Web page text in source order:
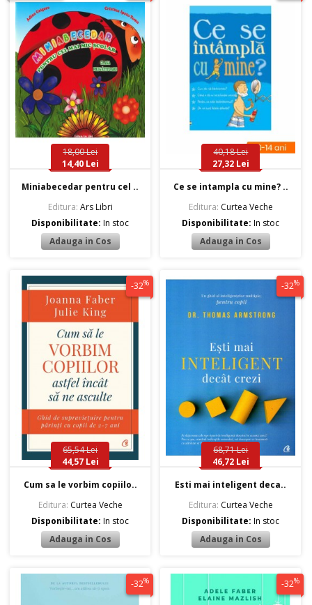
18,00 Lei
14,40 Lei
Miniabecedar pentru cel ..
Editura: Ars Libri
Disponibilitate:In stoc
40,18 Lei
27,32 Lei
Ce se intampla cu mine? ..
Editura: Curtea Veche
Disponibilitate:In stoc
-32%
65,54 Lei
44,57 Lei
Cum sa le vorbim copiilo..
Editura: Curtea Veche
Disponibilitate:In stoc
-32%
68,71 Lei
46,72 Lei
Esti mai inteligent deca..
Editura: Curtea Veche
Disponibilitate:In stoc
-32% -32%